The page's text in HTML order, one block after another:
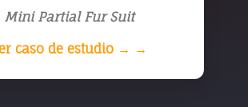
Mini Partial Fur Suit
caso de estudio → →